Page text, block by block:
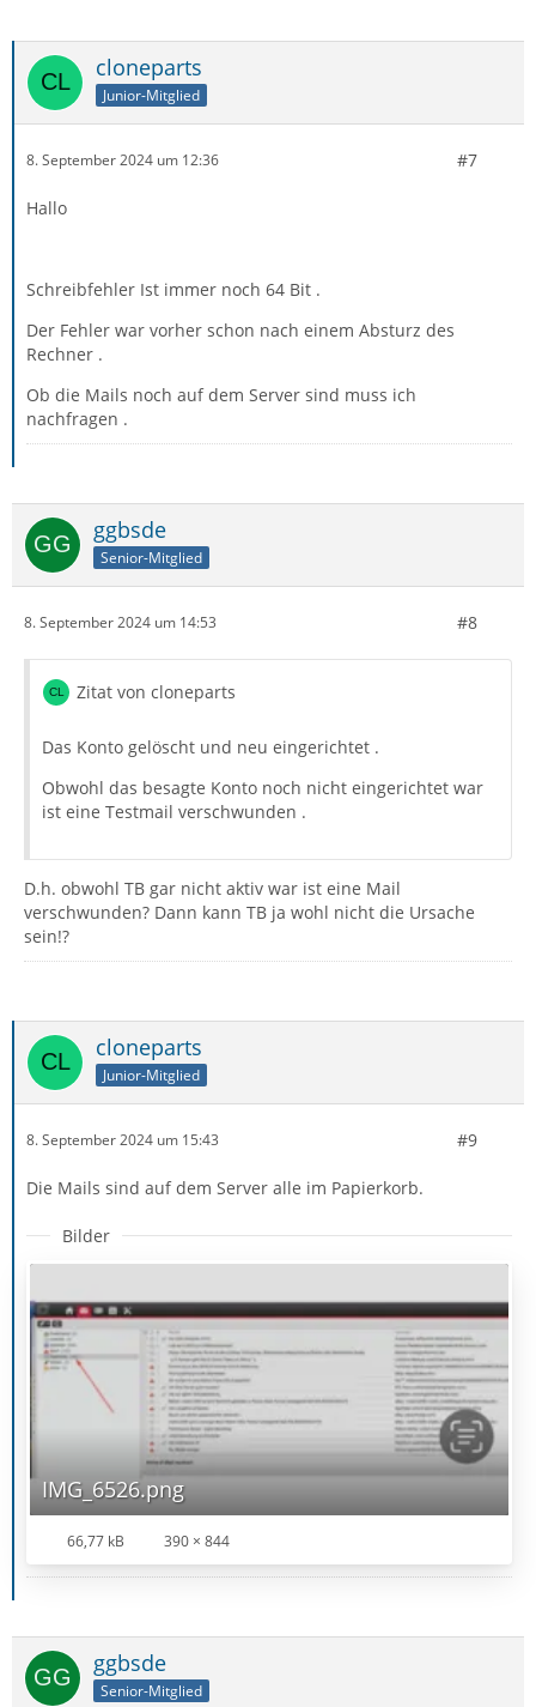
cloneparts
Junior-Mitglied
8. September 2024 um 12:36 #7
Hallo
Schreibfehler Ist immer noch 64 Bit .
Der Fehler war vorher schon nach einem Absturz des
Rechner .
Ob die Mails noch auf dem Server sind muss ich
nachfragen .
ggbsde
Senior-Mitglied
8. September 2024 um 14:53 #8
Zitat von cloneparts
Das Konto gelöscht und neu eingerichtet .
Obwohl das besagte Konto noch nicht eingerichtet war
ist eine Testmail verschwunden .
D.h. obwohl TB gar nicht aktiv war ist eine Mail
verschwunden? Dann kann TB ja wohl nicht die Ursache
sein!?
cloneparts
Junior-Mitglied
8. September 2024 um 15:43 #9
Die Mails sind auf dem Server alle im Papierkorb.
Bilder
IMG_6526.png
66,77 kB 390 × 844
ggbsde
Senior-Mitglied